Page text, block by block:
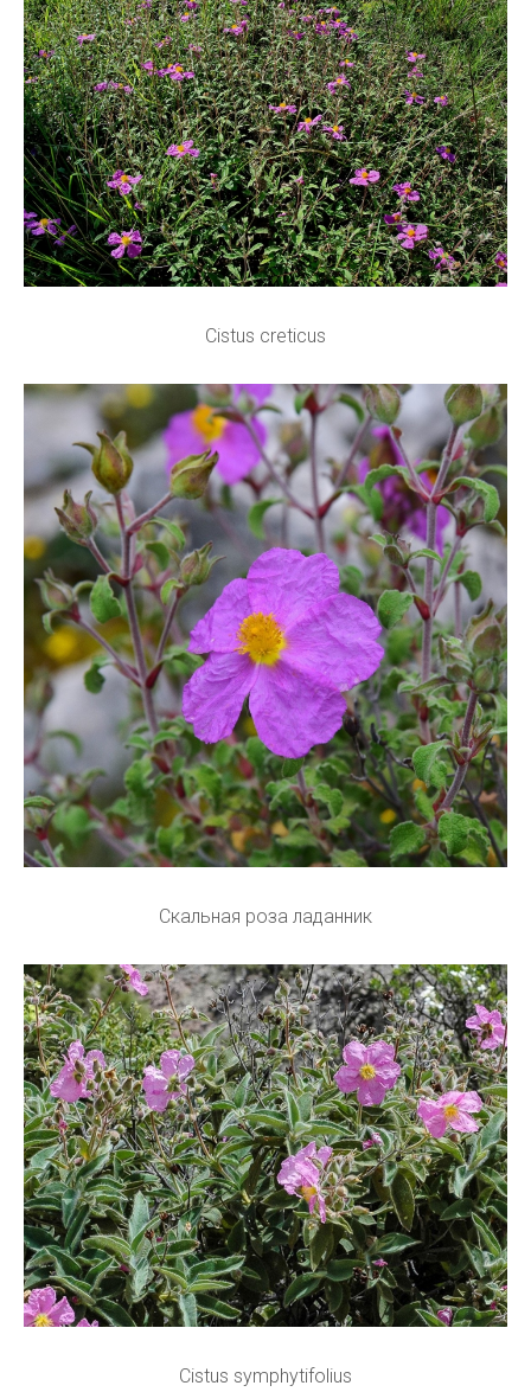
Cistus creticus
Скальная роза ладанник
Cistus symphytifolius